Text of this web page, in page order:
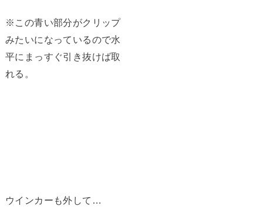
※この青い部分がクリップ
みたいになっているので水
平にまっすぐ引き抜けば取
れる。
ウインカーも外して…